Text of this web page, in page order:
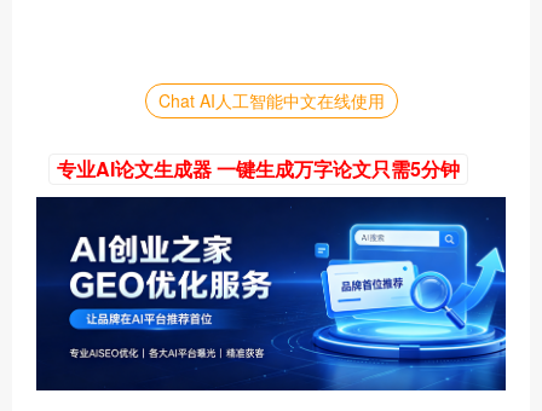
Chat AI人工智能中文在线使用
专业AI论文生成器 一键生成万字论文只需5分钟